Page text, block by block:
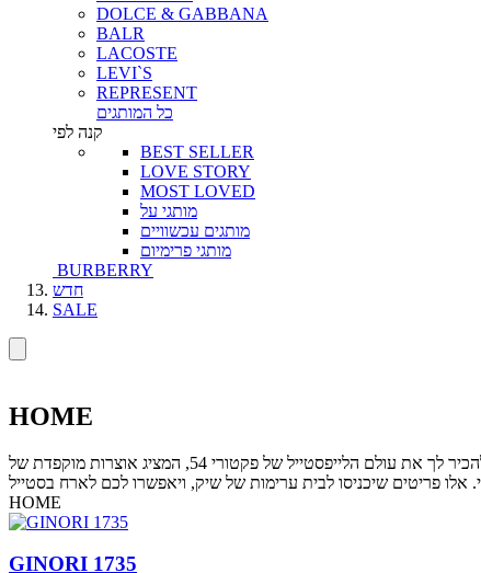
DOLCE & GABBANA
BALR
LACOSTE
LEVI`S
REPRESENT
כל המותגים
קנה לפי
BEST SELLER
LOVE STORY
MOST LOVED
מותגי על
מותגים עכשוויים
מותגי פרימיום
BURBERRY
חדש
SALE
HOME
עונת האביב מסמלת התחדשות, פריחה וריענון, תקופה בה מתעורר החשק לטפח את הבית, לשדרג את החלל ולארח חברים ומשפחה. זו הזדמנות להכיר לך את עולם הלייפסטייל של פקטורי 54, המציג אוצרות מוקפדת של
אלו פריטים שיכניסו לבית ערימות של שיק, ויאפשרו לכם לארח בסטייל
HOME
GINORI 1735